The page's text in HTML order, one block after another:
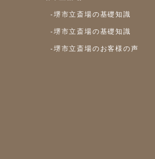
-堺市立斎場の基礎知識
-堺市立斎場の基礎知識
-堺市立斎場のお客様の声